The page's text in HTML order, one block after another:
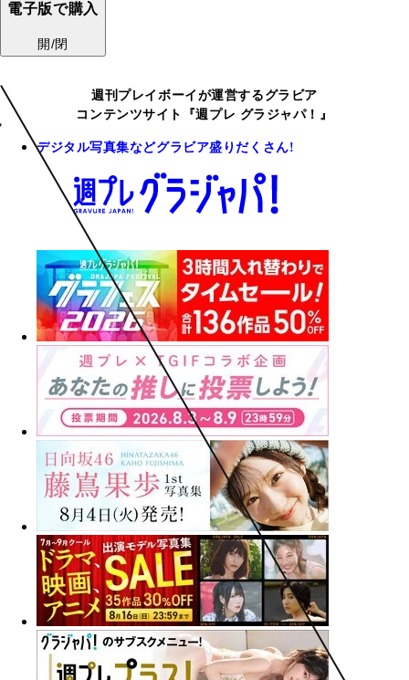
電子版で購入
開/閉
週刊プレイボーイが運営するグラビア
コンテンツサイト『週プレ グラジャパ！』
デジタル写真集などグラビア盛りだくさん!